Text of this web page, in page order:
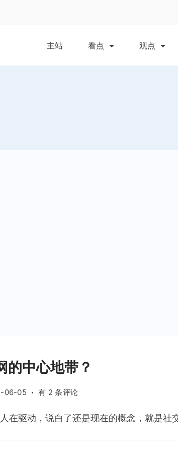
主站 看点 观点
的中心地带？
06-05
哪
才
有 2 条评论
在驱动，说白了还是现在的概念，就是社